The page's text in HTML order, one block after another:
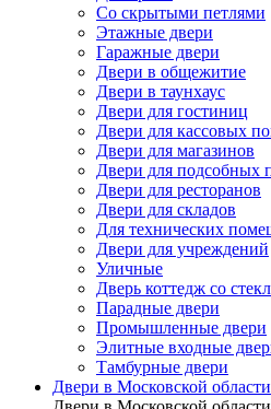
Со скрытыми петлями
Этажные двери
Гаражные двери
Двери в общежитие
Двери в таунхаус
Двери для гостиниц
Двери для кассовых
Двери для магазинов
Двери для подсобных
Двери для ресторанов
Двери для складов
Для технических
Двери для учреждений
Уличные
Дверь коттедж со
Парадные двери
Промышленные двери
Элитные входные
Тамбурные двери
Двери в Московской области